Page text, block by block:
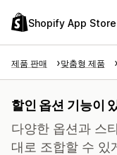
Shopify App Store
제품 판매 맞춤형 제품
할인 옵션 기능이
다양한 옵션과 스
대로 조합할 수 있